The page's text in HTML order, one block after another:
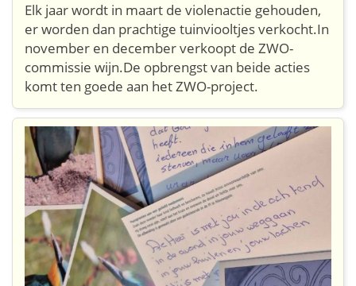
Elk jaar wordt in maart de violenactie gehouden,
er worden dan prachtige tuinviooltjes verkocht.In
november en december verkoopt de ZWO-
commissie wijn.De opbrengst van beide acties
komt ten goede aan het ZWO-project.